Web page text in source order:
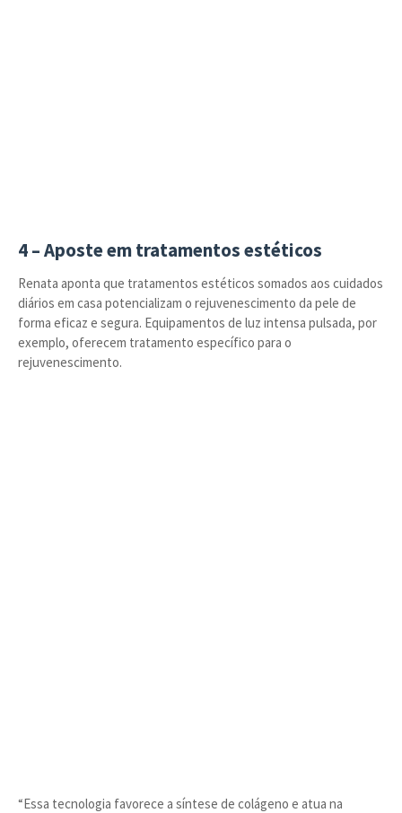
4 – Aposte em tratamentos estéticos
Renata aponta que tratamentos estéticos somados aos cuidados
diários em casa potencializam o rejuvenescimento da pele de
forma eficaz e segura. Equipamentos de luz intensa pulsada, por
exemplo, oferecem tratamento específico para o
rejuvenescimento.
“Essa tecnologia favorece a síntese de colágeno e atua na